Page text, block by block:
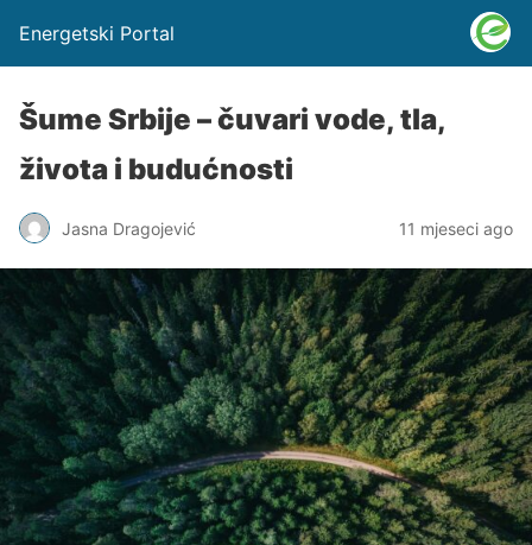
Energetski Portal
Šume Srbije – čuvari vode, tla,
života i budućnosti
Jasna Dragojević 11 mjeseci ago